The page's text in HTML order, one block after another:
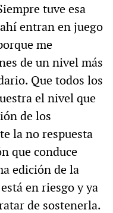
tuve esa
entran en juego
me
de un nivel más
Que todos los
el nivel que
de los
la no respuesta
que conduce
edición de la
en riesgo y ya
de sostenerla.